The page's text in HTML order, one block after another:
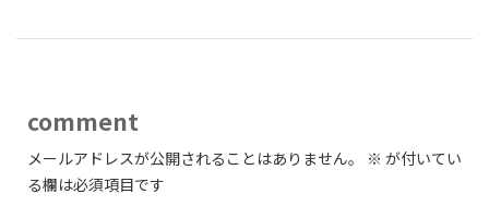
comment
メールアドレスが公開されることはありません。 ※ が付いてい
る欄は必須項目です